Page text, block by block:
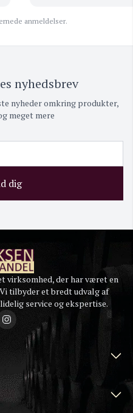
anmeldelser.
nyhedsbrev
nyheder omkring produkter,
meget mere
dig
virksomhed, der har været en
tilbyder et bredt udvalg af
service og ekspertise.